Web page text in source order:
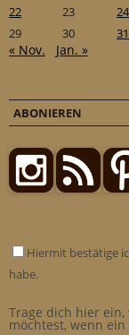
22
23 24
29
30 31
« Nov. Jan. »
ABONIEREN
Hiermit bestätige
habe.
Trage dich hier
möchtest, wenn